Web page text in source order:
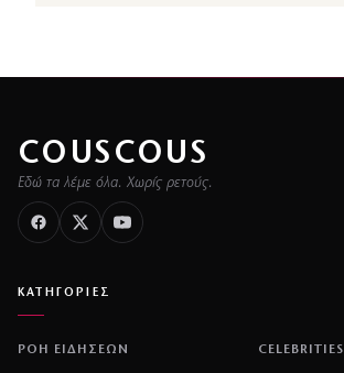
COUSCOUS
Εδώ τα λέμε όλα. Χωρίς ρετούς.
ΚΑΤΗΓΟΡΙΕΣ
ΡΟΗ ΕΙΔΗΣΕΩΝ CELEBRITIES